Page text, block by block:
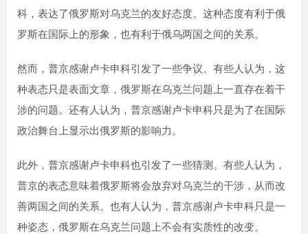
科，表达了俄罗斯对乌克兰的友好态度。这种态度有利于俄
罗斯在国际上的形象，也有利于俄乌两国之间的关系。
然而，普京感谢卢卡申科引发了一些争议。有些人认为，这
种表态只是表面文章，俄罗斯在乌克兰问题上一直存在着干
涉的问题。还有人认为，普京感谢卢卡申科只是为了在国际
政治舞台上显示出俄罗斯的影响力。
此外，普京感谢卢卡申科也引发了一些猜测。有些人认为，
普京的表态意味着俄罗斯将会放弃对乌克兰的干涉，从而改
善两国之间的关系。也有人认为，普京感谢卢卡申科只是一
种姿态，俄罗斯在乌克兰问题上不会有实质性的改变。